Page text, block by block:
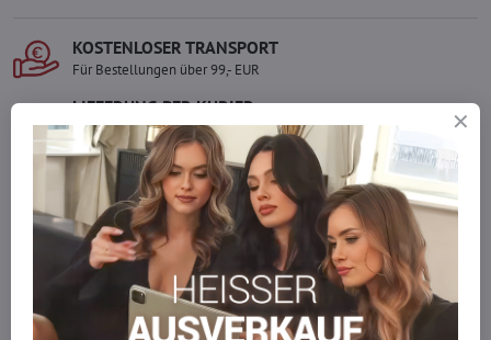
KOSTENLOSER TRANSPORT
Für Bestellungen über 99,- EUR
LIEFERUNG PER KURIER
Schnell und direkt nach Hause.
SICHERE ZAHLUNGEN
Gesicherte Online-Zahlungen
Ware auf Lager
Wir versenden sofort
Werden Sie Teil von everlady
Werden Sie Teil von everlady und genießen Sie einen5 %
Mitgliedervorteilbei jedem Einkauf.